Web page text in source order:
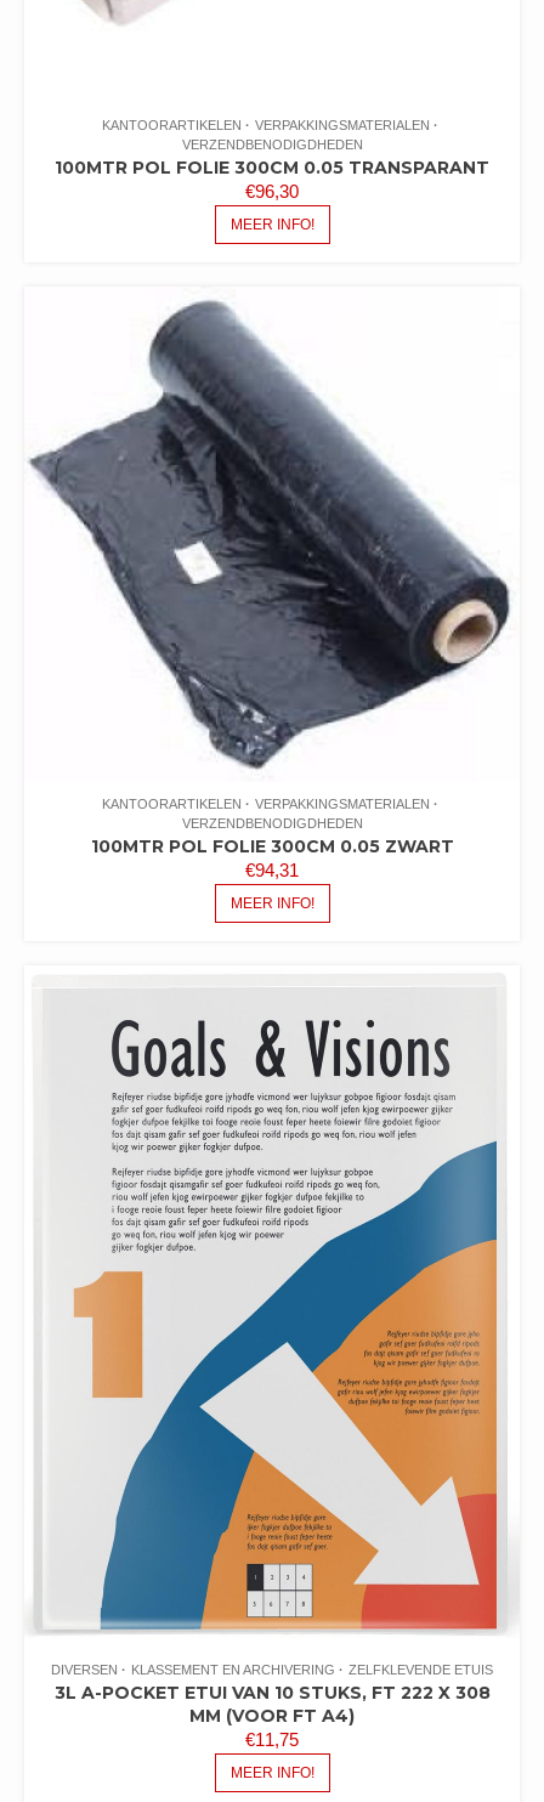
KANTOORARTIKELEN
VERPAKKINGSMATERIALEN
VERZENDBENODIGDHEDEN
100MTR POL FOLIE 300CM 0.05 TRANSPARANT
€96,30
MEER INFO!
KANTOORARTIKELEN
VERPAKKINGSMATERIALEN
VERZENDBENODIGDHEDEN
100MTR POL FOLIE 300CM 0.05 ZWART
€94,31
MEER INFO!
DIVERSEN KLASSEMENT EN ARCHIVERING ZELFKLEVENDE ETUIS
3L A-POCKET ETUI VAN 10 STUKS, FT 222 X 308
MM (VOOR FT A4)
€11,75
MEER INFO!